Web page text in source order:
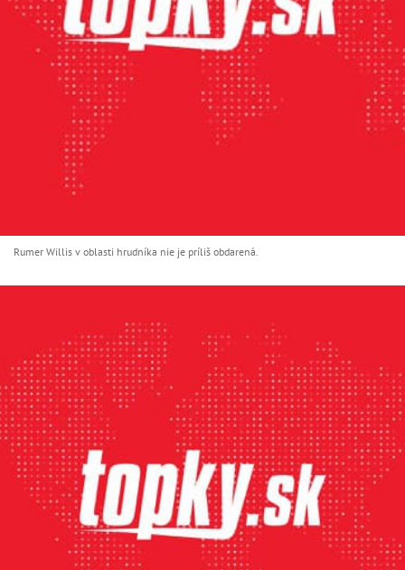
Rumer Willis v oblasti hrudníka nie je príliš obdarená.